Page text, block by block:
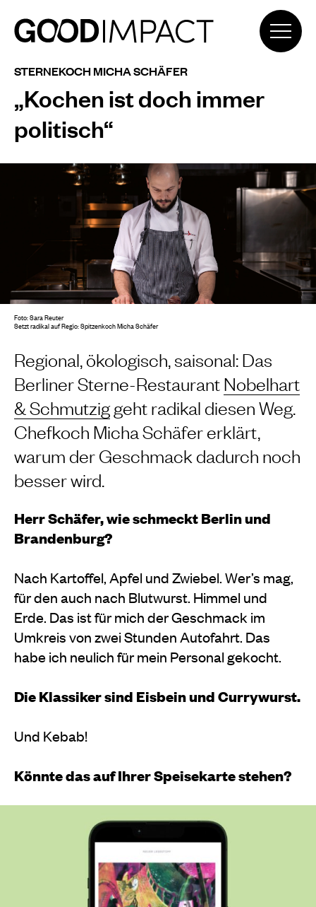
STERNEKOCH MICHA SCHÄFER
„Kochen ist doch immer
politisch“
Regional, ökologisch, saisonal: Das
Berliner Sterne-RestaurantNobelhart
& Schmutziggeht radikal diesen Weg.
Chefkoch Micha Schäfer erklärt,
warum der Geschmack dadurch noch
besser wird.
Herr Schäfer, wie schmeckt Berlin und
Brandenburg?
Nach Kartoffel, Apfel und Zwiebel. Wer’s mag,
für den auch nach Blutwurst. Himmel und
Erde. Das ist für mich der Geschmack im
Umkreis von zwei Stunden Autofahrt. Das
habe ich neulich für mein Personal gekocht.
Die Klassiker sind Eisbein und Currywurst.
Und Kebab!
Könnte das auf Ihrer Speisekarte stehen?
Foto: Sara Reuter
Setzt radikal auf Regio: Spitzenkoch Micha Schäfer